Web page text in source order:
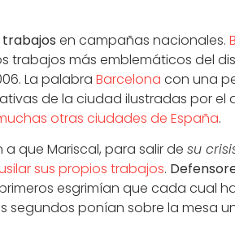
trabajos en campañas nacionales.
trabajos más emblemáticos del
La palabra Barcelona con una
de la ciudad ilustradas por el
otras ciudades de España.
que Mariscal, para salir de su
sus propios trabajos.
esgrimían que cada cual
segundos ponían sobre la mesa